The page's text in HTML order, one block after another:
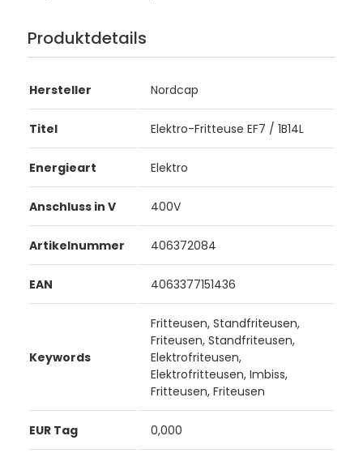
Produktdetails
Hersteller Nordcap
Titel Elektro-Fritteuse EF7 / 1B14L
Energieart Elektro
Anschluss in V 400V
Artikelnummer 406372084
EAN 4063377151436
Keywords
Fritteusen, Standfriteusen,
Friteusen, Standfriteusen,
Elektrofriteusen,
Elektrofritteusen, Imbiss,
Fritteusen, Friteusen
EUR Tag 0,000